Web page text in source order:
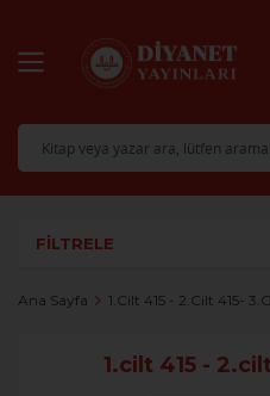
FILTRELE
Ana Sayfa 1.cilt 415 - 2.cilt 415-
1.cilt 415 -